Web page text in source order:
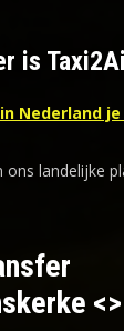
is
Nederland
ons landelijke